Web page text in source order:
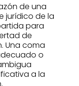
de una
jurídico de la
para
de
Una coma
o
a la